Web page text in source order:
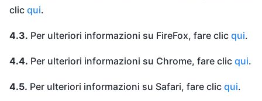
clic qui.
4.3. Per ulteriori informazioni su FireFox, fare clic qui.
4.4. Per ulteriori informazioni su Chrome, fare clic qui.
4.5. Per ulteriori informazioni su Safari, fare clic qui.